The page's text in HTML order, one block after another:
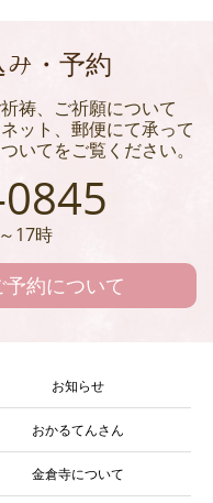
み・予約
祷、ご祈願について
ット、郵便にて承って
いてをご覧ください。
17時
約について
お知らせ
おかるてんさん
金倉寺について